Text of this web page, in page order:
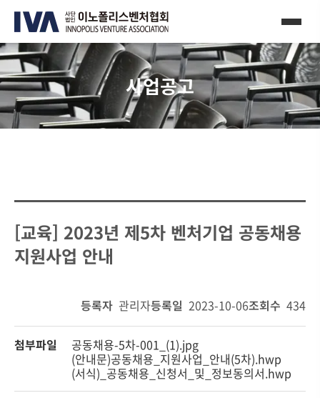
사업공고
[교육] 2023년 제5차 벤처기업 공동채용
지원사업 안내
등록자 관리자등록일 2023-10-06조회수 434
첨부파일
공동채용-5차-001_(1).jpg
(안내문)공동채용_지원사업_안내(5차).hwp
(서식)_공동채용_신청서_및_정보동의서.hwp